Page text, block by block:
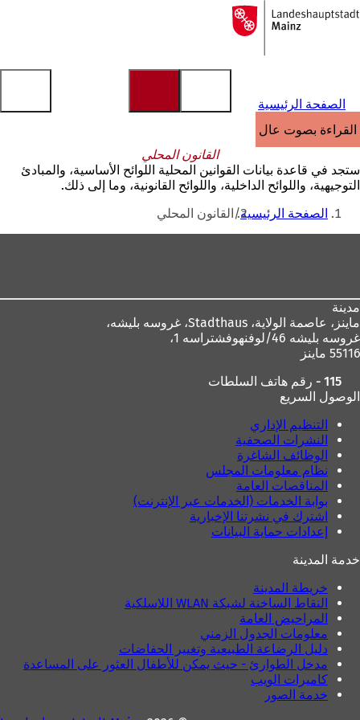
الانتقال إلى المحتوى
إلى
الصفحة
الصفحة الرئيسية
القراءة بصوت عالٍ
القانون المحلي
ستجد في قاعدة بيانات القوانين المحلية اللوائح الأساسية، والمبادئ
التوجيهية، واللوائح الداخلية، واللوائح القانونية، وما إلى ذلك.
أنت الصفحة الرئيسية القانون المحلي
مدينة
ماينز، عاصمة الولاية،
غروسه بليشه 46/لوفنهوفشتراسه 1،
55116 ماينز
115 - رقم هاتف السلطات
الوصول السريع
التنظيم الإداري
النشرات الصحفية
الوظائف الشاغرة
نظام معلومات المجلس
المناقصات العامة
بوابة الخدمات (الخدمات عبر الإنترنت)
اشترك في نشرتنا الإخبارية
إعدادات حماية البيانات
خدمة المدينة
خريطة المدينة
النقاط الساخنة لشبكة WLAN اللاسلكية
المراحيض العامة
معلومات الجدول الزمني
دليل الرضاعة الطبيعية وتغيير الحفاضات
مدخل الطوارئ - حيث يمكن للأطفال العثور على المساعدة
كاميرات الويب
خدمة الصور